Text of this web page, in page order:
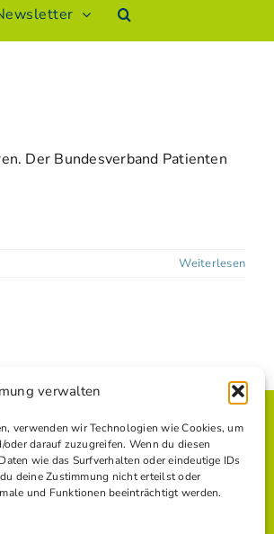
verwalten
verwenden wir Technologien wie Cookies, um
darauf zuzugreifen. Wenn du diesen
wie das Surfverhalten oder eindeutige IDs
deine Zustimmung nicht erteilst oder
und Funktionen beeinträchtigt werden.
Der Bundesverband Patienten
Weiterlesen